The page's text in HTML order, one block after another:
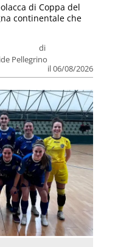
di
Pellegrino
il 06/08/2026
di Coppa del
continentale che